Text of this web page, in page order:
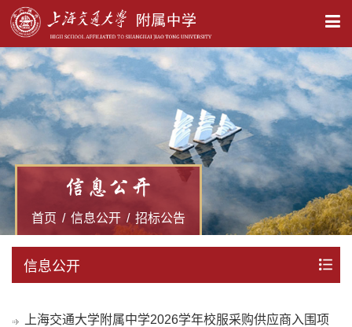
X
信息公开
首页 / 信息公开 / 招标公告
信息公开
上海交通大学附属中学2026学年校服采购供应商入围项